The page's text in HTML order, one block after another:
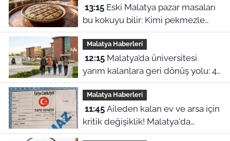
13:15Eski Malatya pazar masaları
bu kokuyu bilir: Kimi pekmezle
yedi kimi yağla, işte o harle
Malatya Haberleri
12:15Malatya’da üniversitesi
yarım kalanlara geri dönüş yolu: 4
aylık başvuru süresi başladı!
Malatya Haberleri
11:45Aileden kalan ev ve arsa için
kritik değişiklik! Malatya'da
mirasçılar ne yapacak?